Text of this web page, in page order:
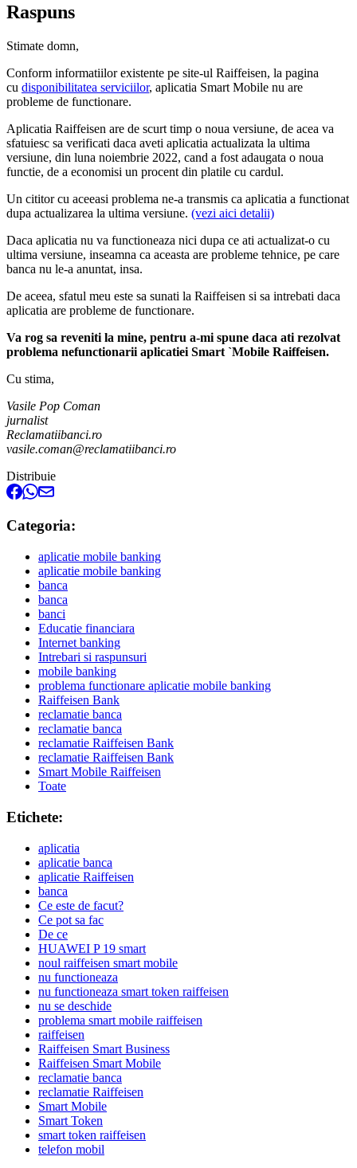
Raspuns
Stimate domn,
Conform informatiilor existente pe site-ul Raiffeisen, la pagina
cu disponibilitatea serviciilor, aplicatia Smart Mobile nu are
probleme de functionare.
Aplicatia Raiffeisen are de scurt timp o noua versiune, de acea va
sfatuiesc sa verificati daca aveti aplicatia actualizata la ultima
versiune, din luna noiembrie 2022, cand a fost adaugata o noua
functie, de a economisi un procent din platile cu cardul.
Un cititor cu aceeasi problema ne-a transmis ca aplicatia a functionat
dupa actualizarea la ultima versiune. (vezi aici detalii)
Daca aplicatia nu va functioneaza nici dupa ce ati actualizat-o cu
ultima versiune, inseamna ca aceasta are probleme tehnice, pe care
banca nu le-a anuntat, insa.
De aceea, sfatul meu este sa sunati la Raiffeisen si sa intrebati daca
aplicatia are probleme de functionare.
Va rog sa reveniti la mine, pentru a-mi spune daca ati rezolvat
problema nefunctionarii aplicatiei Smart `Mobile Raiffeisen.
Cu stima,
Vasile Pop Coman
jurnalist
Reclamatiibanci.ro
vasile.coman@reclamatiibanci.ro
Distribuie
Categoria:
aplicatie mobile banking
aplicatie mobile banking
banca
banca
banci
Educatie financiara
Internet banking
Intrebari si raspunsuri
mobile banking
problema functionare aplicatie mobile banking
Raiffeisen Bank
reclamatie banca
reclamatie banca
reclamatie Raiffeisen Bank
reclamatie Raiffeisen Bank
Smart Mobile Raiffeisen
Toate
Etichete:
aplicatia
aplicatie banca
aplicatie Raiffeisen
banca
Ce este de facut?
Ce pot sa fac
De ce
HUAWEI P 19 smart
noul raiffeisen smart mobile
nu functioneaza
nu functioneaza smart token raiffeisen
nu se deschide
problema smart mobile raiffeisen
raiffeisen
Raiffeisen Smart Business
Raiffeisen Smart Mobile
reclamatie banca
reclamatie Raiffeisen
Smart Mobile
Smart Token
smart token raiffeisen
telefon mobil